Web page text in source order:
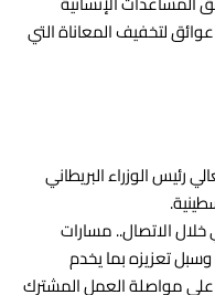
لتخفيف المعاناة التي
رئيس الوزراء البريطاني
خلال الاتصال.. مسارات
تعزيزه بما يخدم
مواصلة العمل المشترك